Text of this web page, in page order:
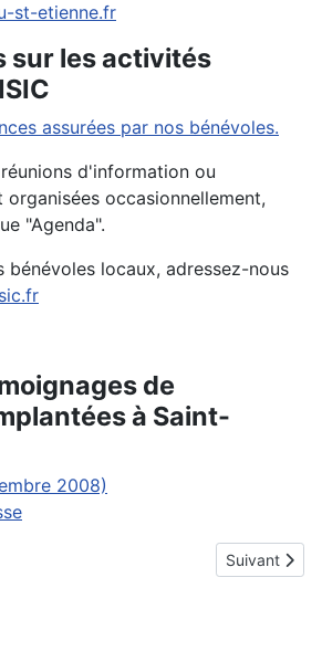
st-etienne.fr
sur les activités
assurées par nos bénévoles.
d'information ou
occasionnellement,
"Agenda".
bénévoles locaux, adressez-nous
de
à Saint-
2008)
Article
Suivant